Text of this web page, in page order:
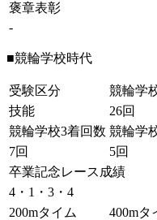
褒章表彰
-
■競輪学校時代
受験区分 競輪学
技能
26回
競輪学校3着回数 競輪学
7回
5回
卒業記念レース成績
4・1・3・4
200mタイム
400mタ